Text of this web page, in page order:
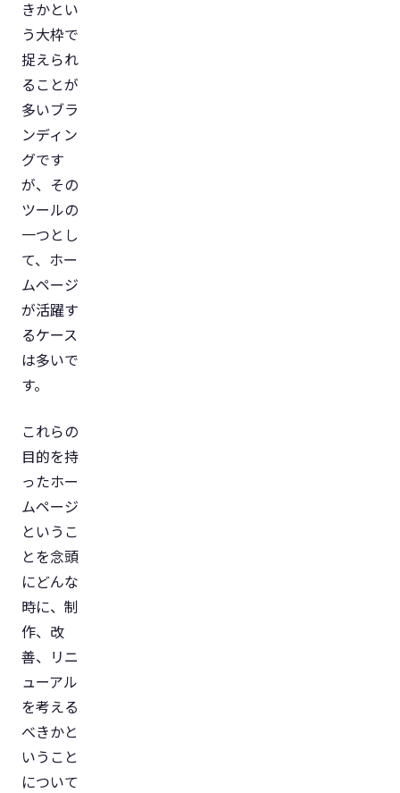
きかとい
う大枠で
捉えられ
ることが
多いブラ
ンディン
グです
が、その
ツールの
一つとし
て、ホー
ムページ
が活躍す
るケース
は多いで
す。
これらの
目的を持
ったホー
ムページ
というこ
とを念頭
にどんな
時に、制
作、改
善、リニ
ューアル
を考える
べきかと
いうこと
について